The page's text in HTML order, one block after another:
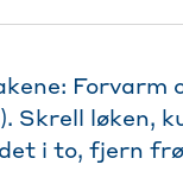
Forvarm
Skrell løken,
i to, fjern